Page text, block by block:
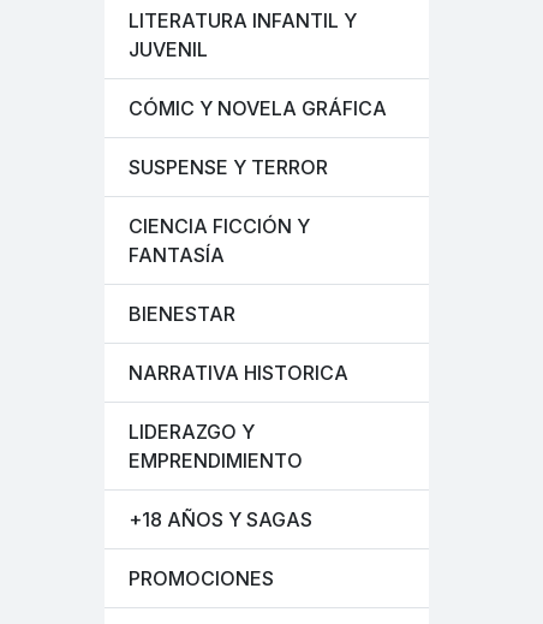
LITERATURA INFANTIL Y
JUVENIL
CÓMIC Y NOVELA GRÁFICA
SUSPENSE Y TERROR
CIENCIA FICCIÓN Y
FANTASÍA
BIENESTAR
NARRATIVA HISTORICA
LIDERAZGO Y
EMPRENDIMIENTO
+18 AÑOS Y SAGAS
PROMOCIONES